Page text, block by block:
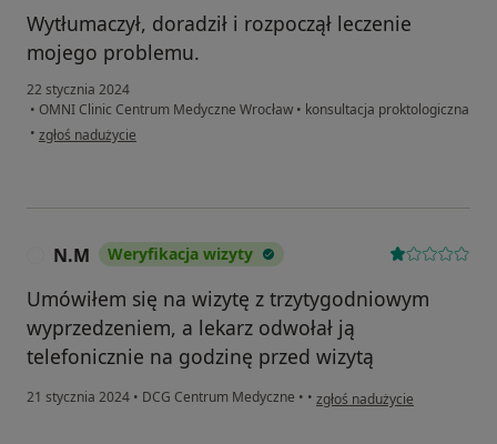
Wytłumaczył, doradził i rozpoczął leczenie
mojego problemu.
22 stycznia 2024
• OMNI Clinic Centrum Medyczne Wrocław • konsultacja proktologiczna
• w opinii użytkownika Sylwester
zgłoś nadużycie
N.M Weryfikacja wizyty
Umówiłem się na wizytę z trzytygodniowym
wyprzedzeniem, a lekarz odwołał ją
telefonicznie na godzinę przed wizytą
21 stycznia 2024 • DCG Centrum Medyczne • • w opinii użytkownika N.M
zgłoś nadużycie